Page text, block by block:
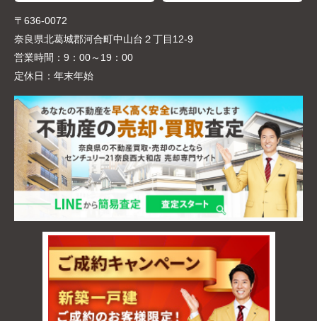
〒636-0072
奈良県北葛城郡河合町中山台２丁目12-9
営業時間： 9：00～19：00
定休日： 年末年始